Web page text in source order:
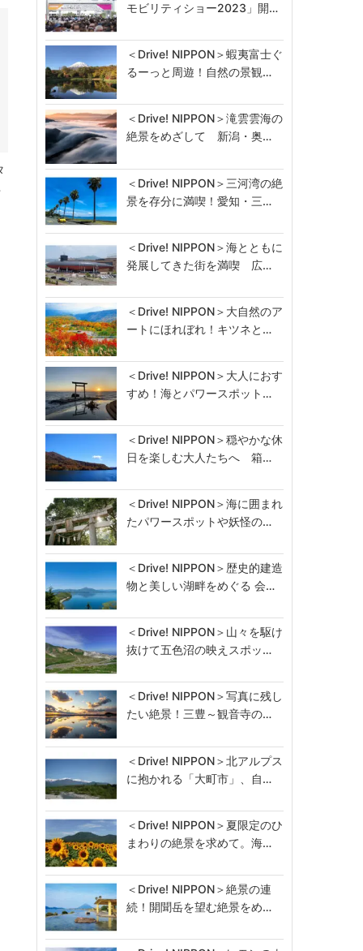
モビリティショー2023」開…
＜Drive! NIPPON＞蝦夷富士ぐ
るーっと周遊！自然の景観…
＜Drive! NIPPON＞滝雲雲海の
絶景をめざして 新潟・奥…
＜Drive! NIPPON＞三河湾の絶
景を存分に満喫！愛知・三…
＜Drive! NIPPON＞海とともに
発展してきた街を満喫 広…
＜Drive! NIPPON＞大自然のア
ートにほれぼれ！キツネと…
＜Drive! NIPPON＞大人におす
すめ！海とパワースポット…
＜Drive! NIPPON＞穏やかな休
日を楽しむ大人たちへ 箱…
＜Drive! NIPPON＞海に囲まれ
たパワースポットや妖怪の…
＜Drive! NIPPON＞歴史的建造
物と美しい湖畔をめぐる 会…
＜Drive! NIPPON＞山々を駆け
抜けて五色沼の映えスポッ…
＜Drive! NIPPON＞写真に残し
たい絶景！三豊～観音寺の…
＜Drive! NIPPON＞北アルプス
に抱かれる「大町市」、自…
＜Drive! NIPPON＞夏限定のひ
まわりの絶景を求めて。海…
＜Drive! NIPPON＞絶景の連
続！開聞岳を望む絶景をめ…